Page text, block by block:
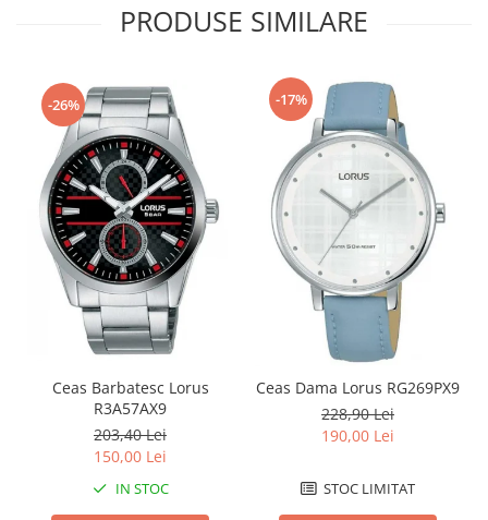
PRODUSE SIMILARE
-26%
Ceas Barbatesc Lorus
R3A57AX9
203,40 Lei
150,00 Lei
IN STOC
-17%
Ceas Dama Lorus RG269PX9
228,90 Lei
190,00 Lei
STOC LIMITAT